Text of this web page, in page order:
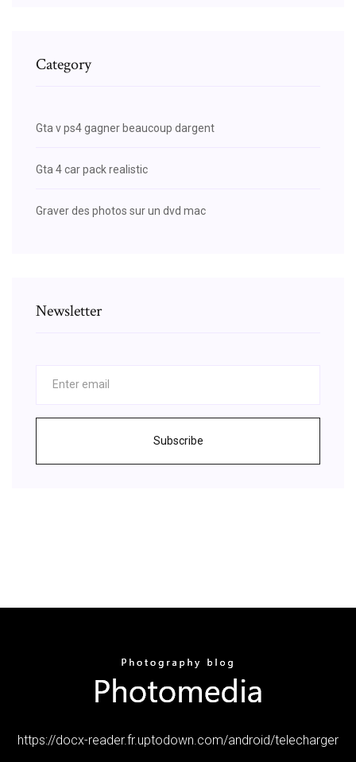
Category
Gta v ps4 gagner beaucoup dargent
Gta 4 car pack realistic
Graver des photos sur un dvd mac
Newsletter
Subscribe
https://docx-reader.fr.uptodown.com/android/telecharger